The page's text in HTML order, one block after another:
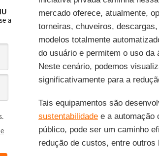
a
mercado oferece, atualmente,
torneiras, chuveiros,
modelos totalmente
do usuário e permitem o uso
Neste cenário, podemos
significativamente para a
Tais equipamentos são
sustentabilidadee a automação
público, pode ser um caminho
redução de custos, entre